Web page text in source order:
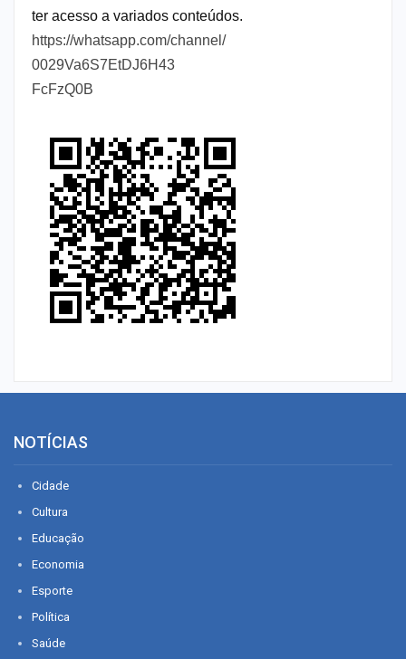
ter acesso a variados conteúdos.
https://whatsapp.com/channel/
0029Va6S7EtDJ6H43
FcFzQ0B
NOTÍCIAS
Cidade
Cultura
Educação
Economia
Esporte
Política
Saúde